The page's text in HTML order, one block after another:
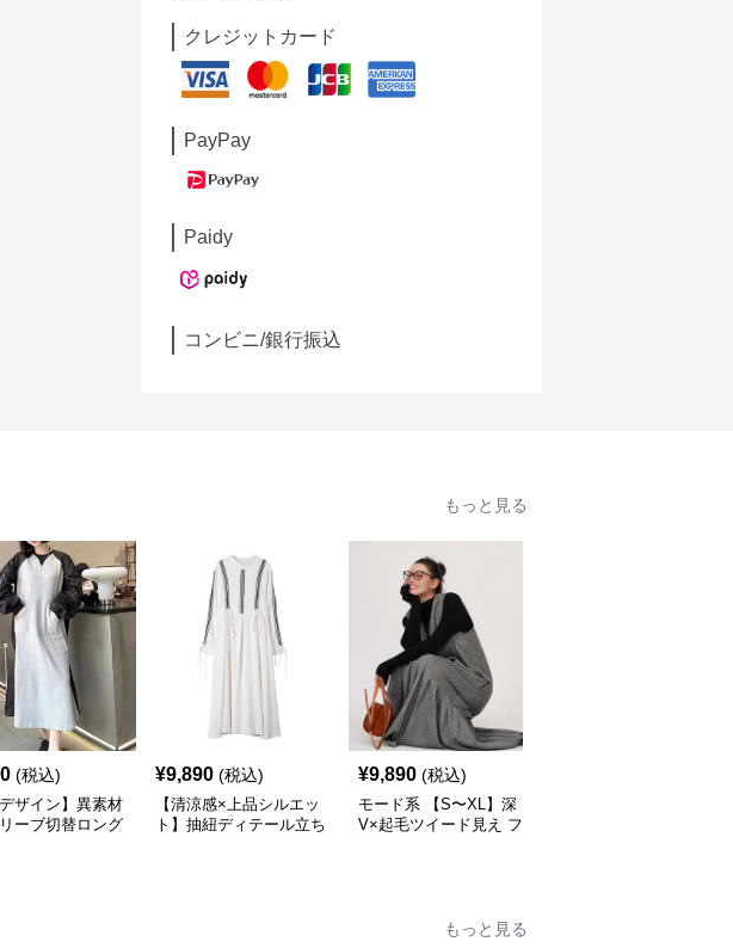
クレジットカード
PayPay
Paidy
コンビニ/銀行振込
もっと見る
(税込)
デザイン】異素材
ーブ切替ロング
¥9,890 (税込)
【清涼感×上品シルエッ
ト】抽紐ディテール立ち
¥9,890 (税込)
モード系 【S〜XL】深
V×起毛ツイード見え フ
もっと見る